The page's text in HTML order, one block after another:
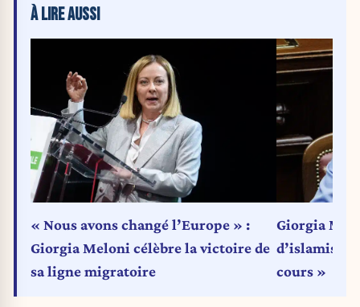
À LIRE AUSSI
« Nous avons changé l’Europe » :
Giorgia Meloni célèbre la victoire de
sa ligne migratoire
Giorgia
cours »